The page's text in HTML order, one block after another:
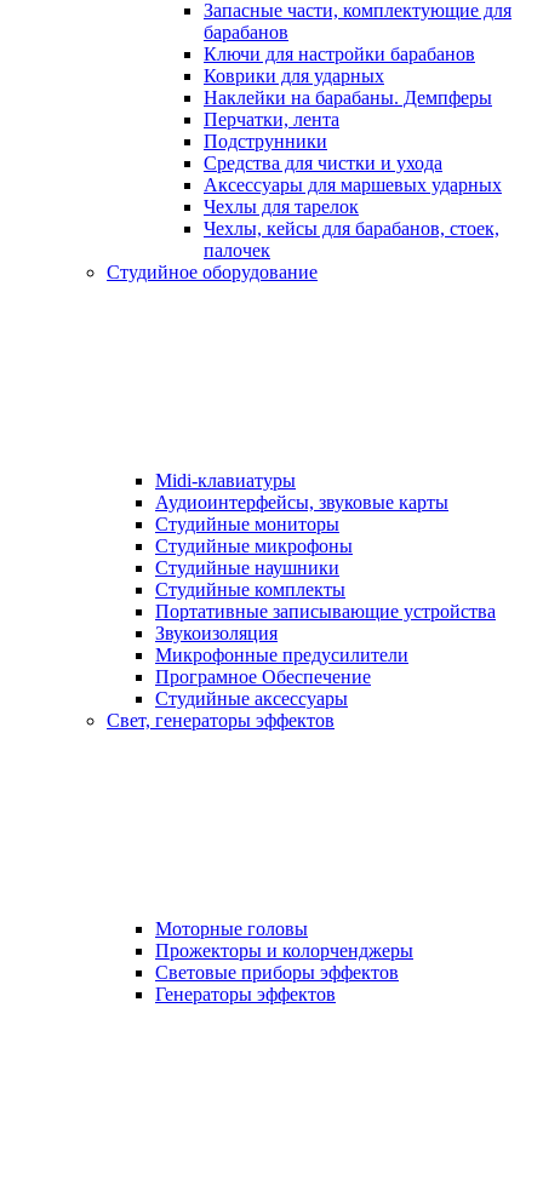
Запасные части, комплектующие для
барабанов
Ключи для настройки барабанов
Коврики для ударных
Наклейки на барабаны. Демпферы
Перчатки, лента
Подструнники
Средства для чистки и ухода
Аксессуары для маршевых ударных
Чехлы для тарелок
Чехлы, кейсы для барабанов, стоек,
палочек
Студийное оборудование
Midi-клавиатуры
Аудиоинтерфейсы, звуковые карты
Студийные мониторы
Студийные микрофоны
Студийные наушники
Студийные комплекты
Портативные записывающие устройства
Звукоизоляция
Микрофонные предусилители
Програмное Обеспечение
Студийные аксессуары
Свет, генераторы эффектов
Моторные головы
Прожекторы и колорченджеры
Световые приборы эффектов
Генераторы эффектов